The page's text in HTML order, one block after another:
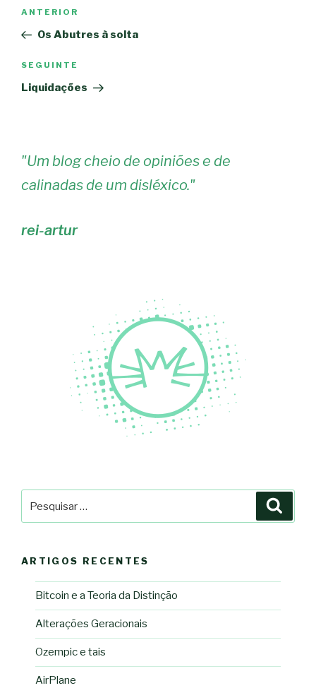
artigos
Conteúdo
anterior
ANTERIOR
Os Abutres à solta
Conteúdo
seguinte
SEGUINTE
Liquidações
"Um blog cheio de opiniões e de
calinadas de um disléxico."
rei-artur
ARTIGOS RECENTES
Bitcoin e a Teoria da Distinção
Alterações Geracionais
Ozempic e tais
AirPlane